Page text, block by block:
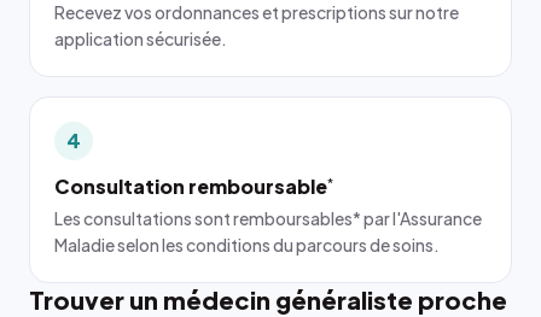
Recevez vos ordonnances et prescriptions sur notre
application sécurisée.
4
Consultation remboursable*
Les consultations sont remboursables* par l'Assurance
Maladie selon les conditions du parcours de soins.
Trouver un médecin généraliste proche